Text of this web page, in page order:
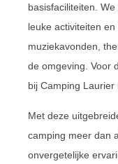
basisfaciliteiten.
leuke activiteiten
muziekavonden,
de omgeving. Voor
bij Camping Laurier
Met deze
camping meer dan
onvergetelijke